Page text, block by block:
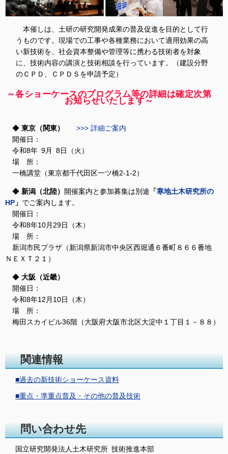
本催しは、土研の研究開発成果の普及促進を目的として行
うものです。現場での工事や各種業務において適用効果の高
い新技術を、社会資本整備や管理等に携わる技術者を対象
に、技術内容の講演と技術相談を行っています。（建設分野
のＣＰＤ、ＣＰＤＳを申請予定）
～各ショーケースのプログラム等の詳細は確定次第
お知らせいたします～
東京（関東）
>>> 詳細ご案内
開催日：
令和8年 9月 8日（火）
場 所：
一橋講堂（東京都千代田区一ツ橋2-1-2）
新潟（北陸） 開催案内と参加募集は別途 「寒地土木研究所の
HP 」 でご案内します。
開催日：
令和8年10月29日（木）
場 所：
新潟市民プラザ（新潟県新潟市中央区西堀通６番町８６６番地
ＮＥＸＴ２１）
大阪（近畿）
開催日：
令和8年12月10日（木）
場 所：
梅田スカイビル36階（大阪府大阪市北区大淀中１丁目１－８８）
関連情報
■過去の新技術ショーケース資料
■重点・準重点普及・その他の普及技術
問い合わせ先
国立研究開発法人土木研究所 技術推進本部